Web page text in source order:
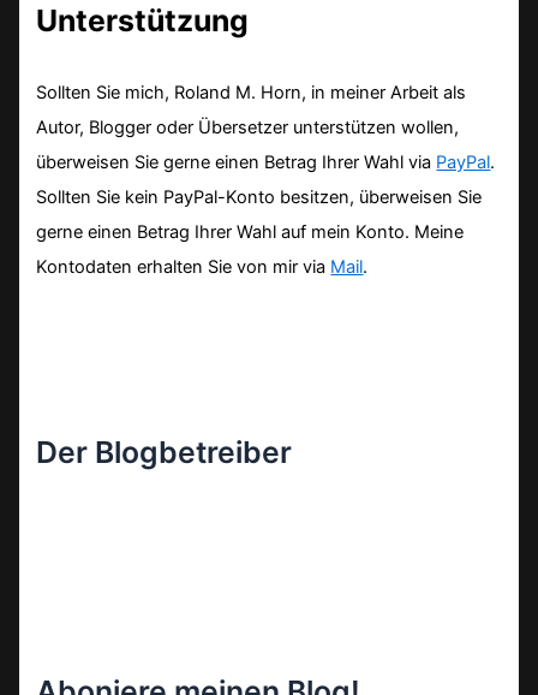
Unterstützung
Sollten Sie mich, Roland M. Horn, in meiner Arbeit als
Autor, Blogger oder Übersetzer unterstützen wollen,
überweisen Sie gerne einen Betrag Ihrer Wahl via PayPal.
Sollten Sie kein PayPal-Konto besitzen, überweisen Sie
gerne einen Betrag Ihrer Wahl auf mein Konto. Meine
Kontodaten erhalten Sie von mir via Mail.
Der Blogbetreiber